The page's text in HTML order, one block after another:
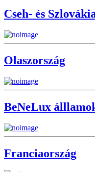
Cseh- és
Olaszország
BeNeLux
Franciaország